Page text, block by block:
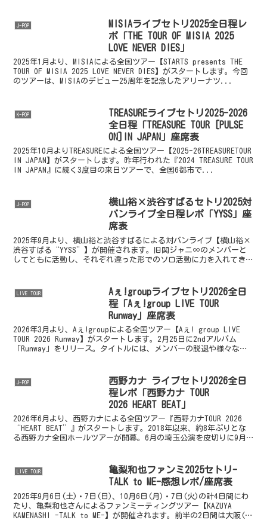
J-POP
MISIAライブセトリ2025全日程レ
ポ「THE TOUR OF MISIA 2025
LOVE NEVER DIES」
2025年1月より、MISIAによる全国ツアー【STARTS presents THE
TOUR OF MISIA 2025 LOVE NEVER DIES】がスタートします。今回
のツアーは、MISIAのデビュー25周年を記念したアリーナツ...
K-POP
TREASUREライブセトリ2025-2026
全日程「TREASURE TOUR [PULSE
ON]IN JAPAN」座席表
2025年10月よりTREASUREによる全国ツアー【2025-26TREASURETOUR
IN JAPAN】がスタートします。昨年行われた『2024 TREASURE TOUR
IN JAPAN』に続く3度目の来日ツアーで、全国6都市で...
J-POP
横山裕×渋谷すばるセトリ2025対
バンライブ全日程レポ「YYSS」座
席表
2025年9月より、横山裕と渋谷すばるによる対バンライブ【横山裕×
渋谷すばる“YYSS”】が開催されます。旧関ジャニ∞のメンバーと
してともに活動し、それぞれ違った形でのソロ活動に力を入れてきた
LIVE TOUR
Aぇ!groupライブセトリ2026全日
程「Aぇ!group LIVE TOUR
Runway」座席表
2026年3月より、Aぇ!groupによる全国ツアー【Aぇ! group LIVE
TOUR 2026 Runway】がスタートします。2月25日に2ndアルバム
「Runway」をリリース。タイトルには、メンバーの脱退や様々な困
J-POP
西野カナ ライブセトリ2026全日
程レポ「西野カナ TOUR
2026 HEART BEAT」
2026年6月より、西野カナによる全国ツアー『西野カナTOUR 2026
“HEART BEAT”』がスタートします。2018年以来、約8年ぶりとな
る西野カナ全国ホールツアーが開幕。6月の埼玉公演を皮切りに9月
LIVE TOUR
亀梨和也ファンミ2025セトリ-
TALK to ME-感想レポ/座席表
2025年9月6日(土)・7日(日)、10月6日(月)・7日(火)の計4日間にわ
たり、亀梨和也さんによるファンミーティングツアー【KAZUYA
KAMENASHI -TALK to ME-】が開催されます。前半の2日間は大阪(グ